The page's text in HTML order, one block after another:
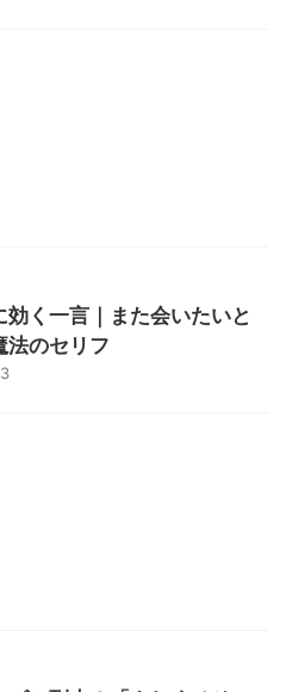
効く一言｜また会いたいと
法のセリフ